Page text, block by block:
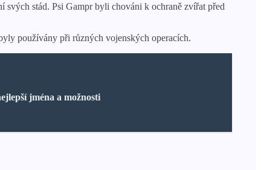
svých stád. Psi Gampr byli chováni k ochraně zvířat před
používány při různých vojenských operacích.
jména a možnosti